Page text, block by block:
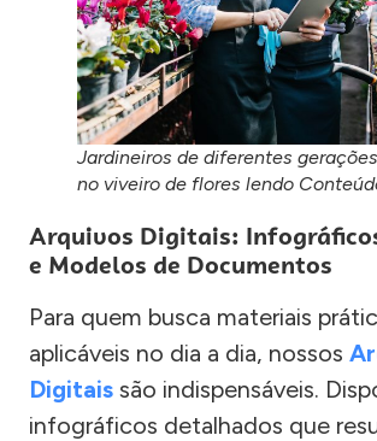
Jardineiros de diferentes
no viveiro de flores lendo
Arquivos Digitais:
e Modelos de Documentos
Para quem busca materiais
aplicáveis no dia a dia, nossos
Digitais são indispensáveis.
infográficos detalhados que